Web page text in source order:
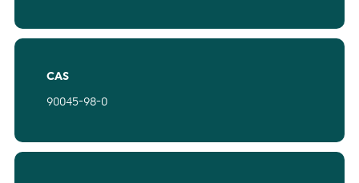
CAS
90045-98-0